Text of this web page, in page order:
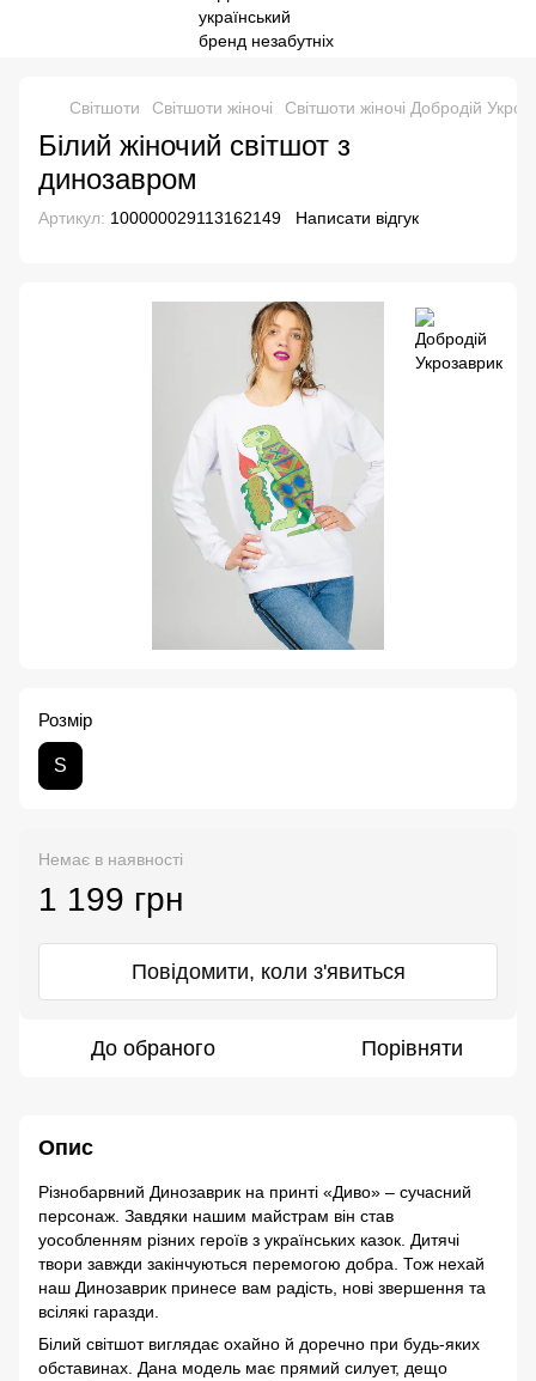
Свiтшоти Світшоти жіночі Світшоти жіночі Добродій
Білий жіночий світшот з
динозавром
Артикул: 100000029113162149 Написати відгук
Розмір
S
Немає в наявності
1 199 грн
Повідомити, коли з'явиться
До обраного Порівняти
Опис
Різнобарвний Динозаврик на принті «Диво» – сучасний
персонаж. Завдяки нашим майстрам він став
уособленням різних героїв з українських казок. Дитячі
твори завжди закінчуються перемогою добра. Тож нехай
наш Динозаврик принесе вам радість, нові звершення та
всілякі гаразди.
Білий світшот виглядає охайно й доречно при будь-яких
обставинах. Дана модель має прямий силует, дещо